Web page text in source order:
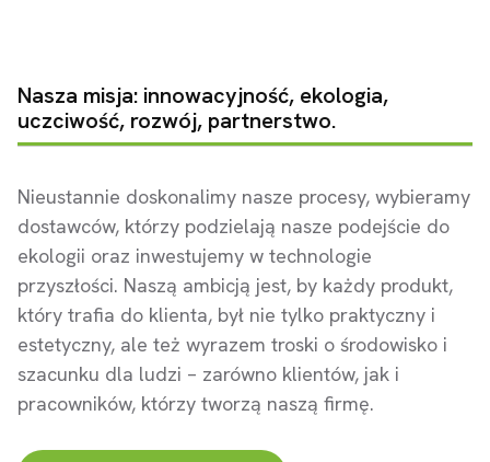
Nasza misja: innowacyjność, ekologia,
uczciwość, rozwój, partnerstwo.
Nieustannie doskonalimy nasze procesy, wybieramy
dostawców, którzy podzielają nasze podejście do
ekologii oraz inwestujemy w technologie
przyszłości. Naszą ambicją jest, by każdy produkt,
który trafia do klienta, był nie tylko praktyczny i
estetyczny, ale też wyrazem troski o środowisko i
szacunku dla ludzi – zarówno klientów, jak i
pracowników, którzy tworzą naszą firmę.